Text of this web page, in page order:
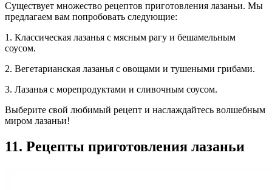
Существует множество рецептов приготовления лазаньи. Мы
предлагаем вам попробовать следующие:
1. Классическая лазанья с мясным рагу и бешамельным
соусом.
2. Вегетарианская лазанья с овощами и тушеными грибами.
3. Лазанья с морепродуктами и сливочным соусом.
Выберите свой любимый рецепт и наслаждайтесь волшебным
миром лазаньи!
11. Рецепты приготовления лазаньи